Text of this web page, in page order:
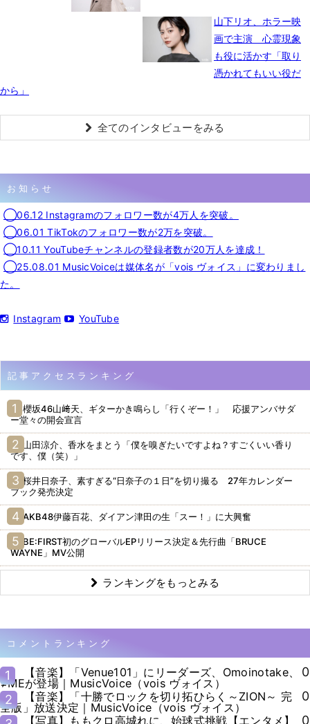
山下リオ、ホラー映
画で主演 心霊現象
も役に活かす「取り
憑かれてもいい役だ
から」
全てのインタビューをみる
お知らせ
◯06.12 Instagramのフォロワー数が4万人を突破。
◯06.01 TikTokのフォロワー数が2万を突破。
◯10.11 YouTubeチャンネルの登録者数が20万人を達成！
◯25.08.01 MusicVoiceは媒体名が「vois ヴォイス」に変わりまし
た。
Instagram YouTube
記事アクセスランキング
櫻坂46山﨑天、ギターかき鳴らし「行くぞー！」 応援アンバサダ
ー堂々の開会宣言
山田涼介、香水をまとう「僕を嗅ぎたいですよね？すごくいい香り
です、僕（笑）」
桜井日奈子、素すぎる“日奈子の１日”を切り撮る 27年カレンダー
ブック発売決定
AKB48伊藤百花、ダイアン津田の生「スー！」に大興奮
BE:FIRST初のグローバルEPリリース決定＆先行曲「BRUCE
WAYNE」MV公開
ランキングをもっとみる
コメントランキング
1
【音楽】「Venue101」にリーダーズ、Omoinotake、
≠MEが登場｜MusicVoice（vois ヴォイス）
0
2
【音楽】「十勝でロックを切り拓ひらく～ZION～ 完
全版」放送決定｜MusicVoice（vois ヴォイス）
0
【写真】ももクロ高城れに、始球式挑戦【エンタメ】 0